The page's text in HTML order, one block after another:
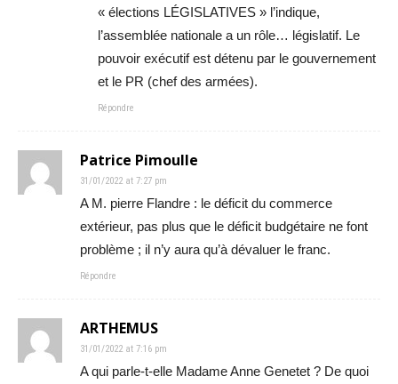
« élections LÉGISLATIVES » l’indique,
l’assemblée nationale a un rôle… législatif. Le
pouvoir exécutif est détenu par le gouvernement
et le PR (chef des armées).
Répondre
Patrice Pimoulle
31/01/2022 at 7:27 pm
A M. pierre Flandre : le déficit du commerce
extérieur, pas plus que le déficit budgétaire ne font
problème ; il n’y aura qu’à dévaluer le franc.
Répondre
ARTHEMUS
31/01/2022 at 7:16 pm
A qui parle-t-elle Madame Anne Genetet ? De quoi